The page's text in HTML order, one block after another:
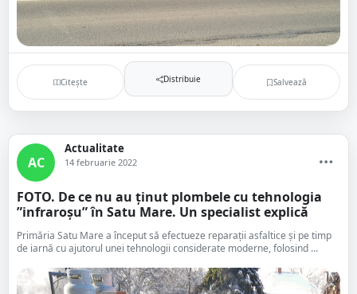
Citește Distribuie Salvează
AC
Actualitate
14 februarie 2022
FOTO. De ce nu au ținut plombele cu tehnologia
”infraroșu” în Satu Mare. Un specialist explică
Primăria Satu Mare a început să efectueze reparații asfaltice și pe timp
de iarnă cu ajutorul unei tehnologii considerate moderne, folosind ...